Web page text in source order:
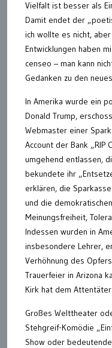
Vielfalt ist besser als
Damit endet der
ich wollte es nicht,
Entwicklungen haben
censeo – man kann
Gedanken zu den
In Amerika wurde ein
Donald Trump,
Webmaster einer
Account der Bank „RIP
umgehend entlassen,
bekundete ihr
erklären, die
und die
Meinungsfreiheit,
Indessen wurden in
insbesondere Lehrer,
Verhöhnung des
Trauerfeier in Arizona
Kirk hat dem
Großes Welttheater
Stehgreif-Komödie
Show oder